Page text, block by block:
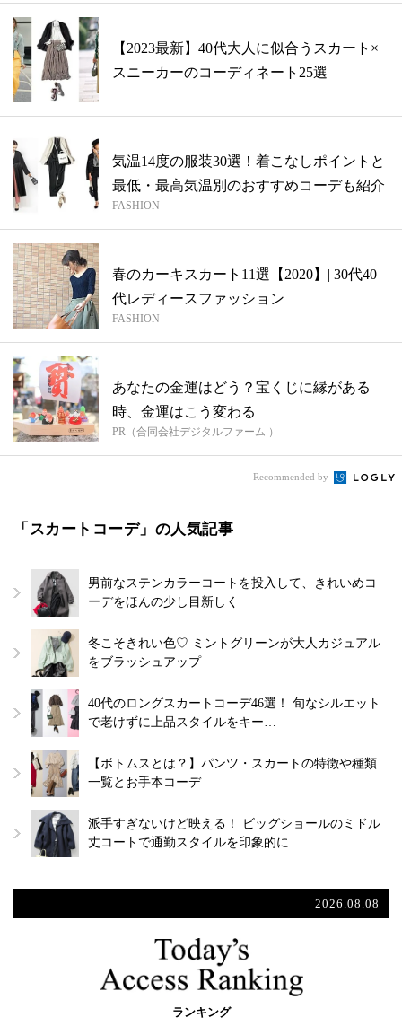
【2023最新】40代大人に似合うスカート×
スニーカーのコーディネート25選
気温14度の服装30選！着こなしポイントと
最低・最高気温別のおすすめコーデも紹介
FASHION
春のカーキスカート11選【2020】| 30代40
代レディースファッション
FASHION
あなたの金運はどう？宝くじに縁がある
時、金運はこう変わる
PR（合同会社デジタルファーム ）
Recommended by
「スカートコーデ」の人気記事
男前なステンカラーコートを投入して、きれいめコ
ーデをほんの少し目新しく
冬こそきれい色♡ ミントグリーンが大人カジュアル
をブラッシュアップ
40代のロングスカートコーデ46選！ 旬なシルエット
で老けずに上品スタイルをキー…
【ボトムスとは？】パンツ・スカートの特徴や種類
一覧とお手本コーデ
派手すぎないけど映える！ ビッグショールのミドル
丈コートで通勤スタイルを印象的に
2026.08.08
ランキング